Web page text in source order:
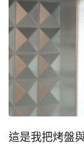
這是我把烤盤